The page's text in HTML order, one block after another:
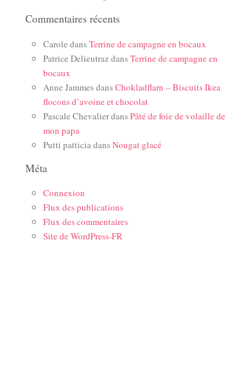
Commentaires récents
Carole dansTerrine de campagne en bocaux
Patrice DelieutrazdansTerrine de campagne en
bocaux
Anne JammesdansChokladflarn – Biscuits Ikea
flocons d’avoine et chocolat
Pascale ChevalierdansPâté de foie de volaille de
mon papa
Putti patticiadansNougat glacé
Méta
Connexion
Flux des publications
Flux des commentaires
Site de WordPress-FR